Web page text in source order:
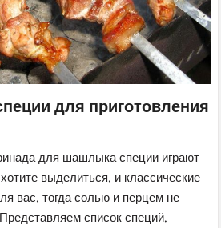
для приготовления
для шашлыка специи играют
выделиться, и классические
вас, тогда солью и перцем не
список специй,